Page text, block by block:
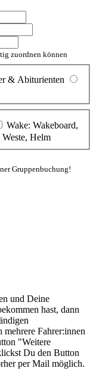
zuordnen können
& Abiturienten
Wake: Wakeboard,
Helm
Gruppenbuchung!
und Deine
hast, dann
Fahrer:innen
"Weitere
Du den Button
per Mail möglich.